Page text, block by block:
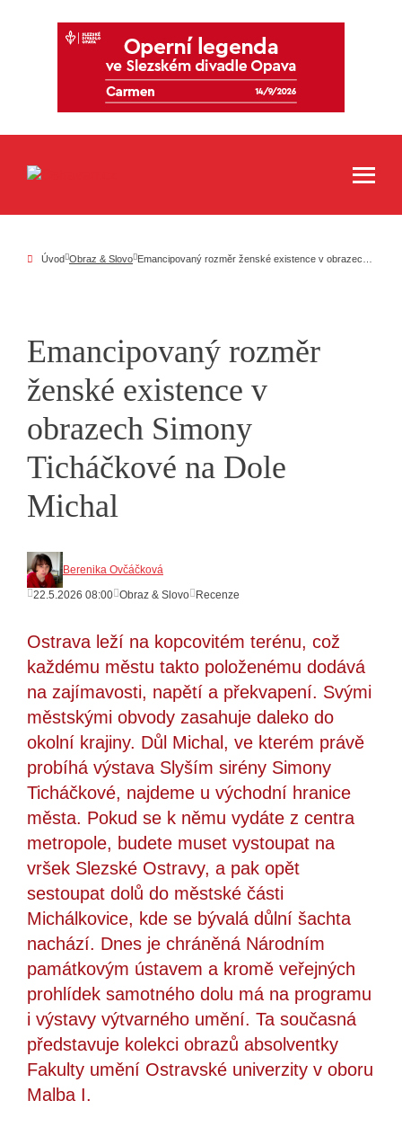
Úvod Obraz & Slovo
Emancipovaný rozměr
ženské existence v
obrazech Simony
Ticháčkové na Dole
Michal
Berenika Ovčáčková
22.5.2026 08:00 Obraz & Slovo Recenze
Ostrava leží na kopcovitém terénu, což
každému městu takto položenému dodává
na zajímavosti, napětí a překvapení. Svými
městskými obvody zasahuje daleko do
okolní krajiny. Důl Michal, ve kterém právě
probíhá výstava Slyším sirény Simony
Ticháčkové, najdeme u východní hranice
města. Pokud se k němu vydáte z centra
metropole, budete muset vystoupat na
vršek Slezské Ostravy, a pak opět
sestoupat dolů do městské části
Michálkovice, kde se bývalá důlní šachta
nachází. Dnes je chráněná Národním
památkovým ústavem a kromě veřejných
prohlídek samotného dolu má na programu
i výstavy výtvarného umění. Ta současná
představuje kolekci obrazů absolventky
Fakulty umění Ostravské univerzity v oboru
Malba I.